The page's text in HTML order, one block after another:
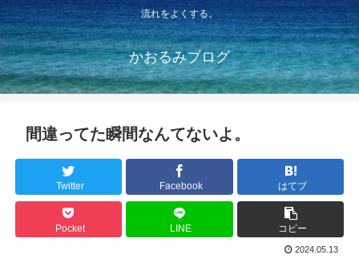
流れをよくする。
かおるみブログ
間違ってた瞬間なんてないよ。
Twitter Facebook はてブ
Pocket LINE コピー
2024.05.13